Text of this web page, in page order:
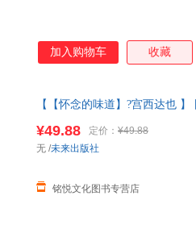
加入购物车 收藏
【【怀念的味道】?宫西达也 】
西达也
¥49.88 定价： ¥49.88
铭悦文化图书专营店
无 /未来出版社